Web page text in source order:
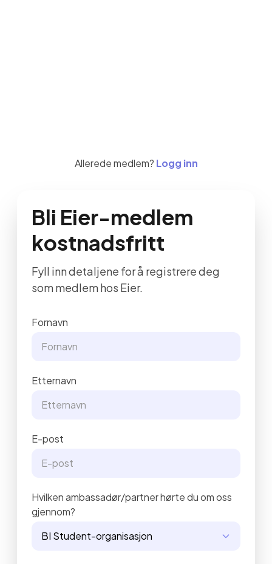
Allerede medlem? Logg inn
Bli Eier-medlem
kostnadsfritt
Fyll inn detaljene for å registrere deg
som medlem hos Eier.
Fornavn
Etternavn
E-post
Hvilken ambassadør/partner hørte du om oss
gjennom?